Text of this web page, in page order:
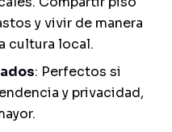
y vivir de manera
cultura local.
: Perfectos si
y privacidad,